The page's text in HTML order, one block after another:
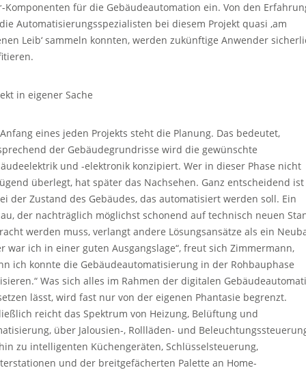
Komponenten für die Gebäudeautomation ein. Von den
Automatisierungsspezialisten bei diesem Projekt quasi ‚am
Leib‘ sammeln konnten, werden zukünftige Anwender
in eigener Sache
eines jeden Projekts steht die Planung. Das bedeutet,
der Gebäudegrundrisse wird die gewünschte
und -elektronik konzipiert. Wer in dieser Phase nicht
überlegt, hat später das Nachsehen. Ganz entscheidend ist
der Zustand des Gebäudes, das automatisiert werden soll. Ein
der nachträglich möglichst schonend auf technisch neuen
werden muss, verlangt andere Lösungsansätze als ein
war ich in einer guten Ausgangslage“, freut sich Zimmermann,
ich konnte die Gebäudeautomatisierung in der Rohbauphase
Was sich alles im Rahmen der digitalen
lässt, wird fast nur von der eigenen Phantasie begrenzt.
reicht das Spektrum von Heizung, Belüftung und
über Jalousien-, Rollläden- und
zu intelligenten Küchengeräten, Schlüsselsteuerung,
und der breitgefächerten Palette an Home-